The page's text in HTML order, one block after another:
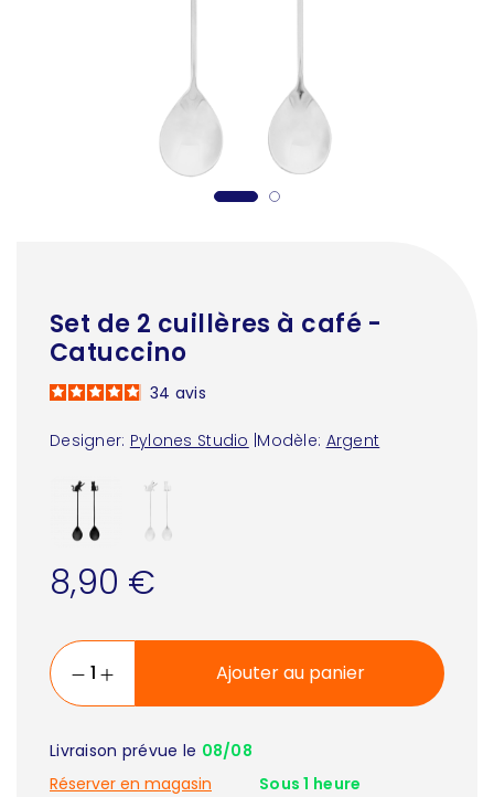
Set de 2 cuillères à café -
Catuccino
Designer: Pylones Studio Modèle: Argent
34 avis
8,90 €
Ajouter au panier
Livraison prévue le 08/08
Réserver en magasin
Sous 1 heure